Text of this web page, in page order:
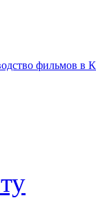
фильмов в